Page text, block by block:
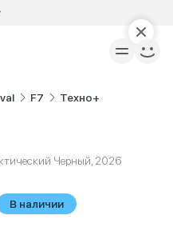
F7 Техно+
Черный, 2026
В наличии